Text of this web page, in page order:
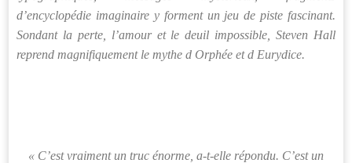
d’encyclopédie imaginaire y forment un jeu de piste fascinant.
Sondant la perte, l’amour et le deuil impossible, Steven Hall
reprend magnifiquement le mythe d Orphée et d Eurydice.
« C’est vraiment un truc énorme, a-t-elle répondu. C’est un